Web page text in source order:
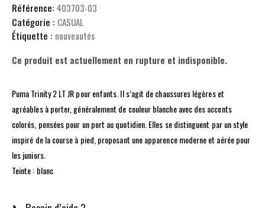
Référence: 403703-03
Catégorie : CASUAL
Étiquette : nouveautés
Ce produit est actuellement en rupture et indisponible.
Puma Trinity 2 LT JR pour enfants. Il s’agit de chaussures légères et
agréables à porter, généralement de couleur blanche avec des accents
colorés, pensées pour un port au quotidien. Elles se distinguent par un style
inspiré de la course à pied, proposant une apparence moderne et aérée pour
les juniors.
Teinte : blanc